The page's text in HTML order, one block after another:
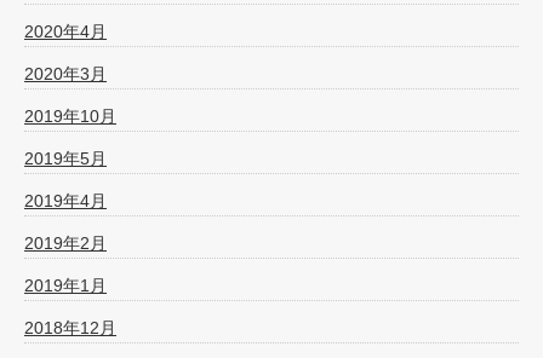
2020年4月
2020年3月
2019年10月
2019年5月
2019年4月
2019年2月
2019年1月
2018年12月